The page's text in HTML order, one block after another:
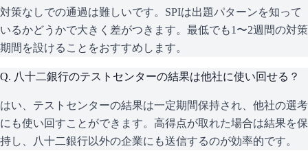
対策なしでの通過は難しいです。SPIは出題パターンを知って
いるかどうかで大きく差がつきます。最低でも1〜2週間の対策
期間を設けることをおすすめします。
Q. 八十二銀行のテストセンターの結果は他社に使い回せる？
はい、テストセンターの結果は一定期間保持され、他社の選考
にも使い回すことができます。高得点が取れた場合は結果を保
持し、八十二銀行以外の企業にも送信するのが効率的です。